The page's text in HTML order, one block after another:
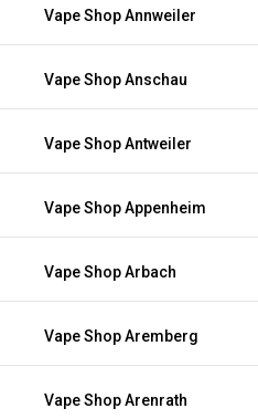
Vape Shop Annweiler
Vape Shop Anschau
Vape Shop Antweiler
Vape Shop Appenheim
Vape Shop Arbach
Vape Shop Aremberg
Vape Shop Arenrath